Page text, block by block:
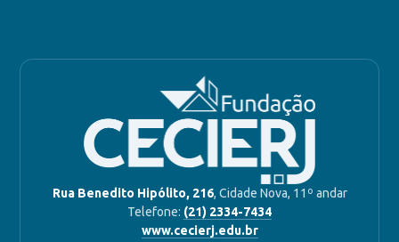
Rua Benedito Hipólito, 216, Cidade Nova, 11º andar
Telefone: (21) 2334-7434
www.cecierj.edu.br